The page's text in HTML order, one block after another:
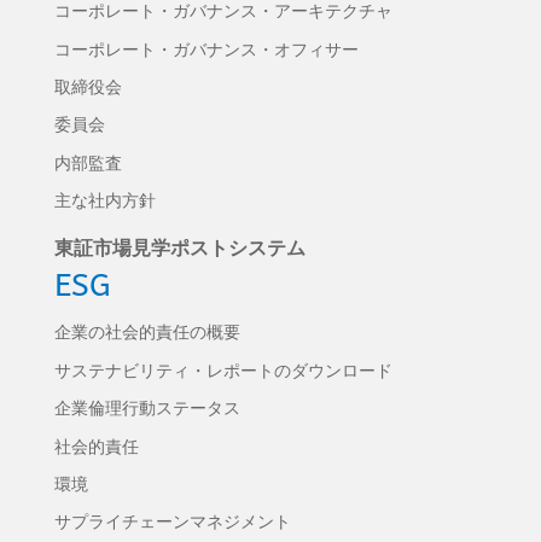
コーポレート・ガバナンス・アーキテクチャ
コーポレート・ガバナンス・オフィサー
取締役会
委員会
内部監査
主な社内方針
東証市場見学ポストシステム
ESG
企業の社会的責任の概要
サステナビリティ・レポートのダウンロード
企業倫理行動ステータス
社会的責任
環境
サプライチェーンマネジメント